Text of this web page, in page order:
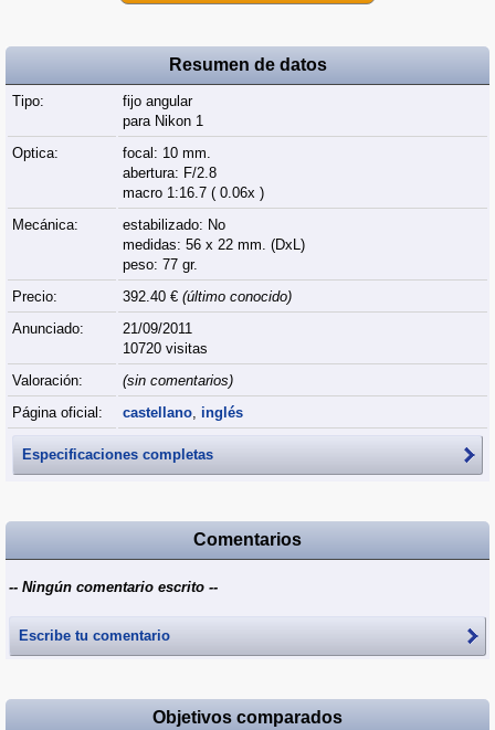
Resumen de datos
Tipo:
fijo angular
para Nikon 1
Optica:
focal: 10 mm.
abertura: F/2.8
macro 1:16.7 ( 0.06x )
Mecánica:
estabilizado: No
medidas: 56 x 22 mm. (DxL)
peso: 77 gr.
Precio:
392.40 € (último conocido)
Anunciado:
21/09/2011
10720 visitas
Valoración:
(sin comentarios)
Página oficial:
castellano, inglés
Especificaciones completas
Comentarios
-- Ningún comentario escrito --
Escribe tu comentario
Objetivos comparados